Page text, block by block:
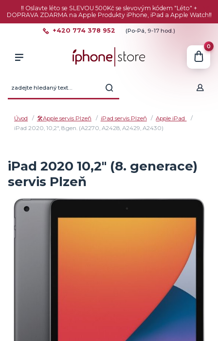
‼️ Oslavte léto se SLEVOU 500Kč se slevovým kódem "Léto" +
DOPRAVA ZDARMA na Apple Produkty iPhone, iPad a Apple Watch‼️
+420 774 378 952 (Po-Pá, 9-17 hod.)
0
Úvod 🛠️Apple servis Plzeň iPad servis Plzeň
Apple iPad
iPad 2020, 10,2", 8.gen. (A2270, A2428, A2429, A2430)
iPad 2020 10,2" (8. generace)
servis Plzeň